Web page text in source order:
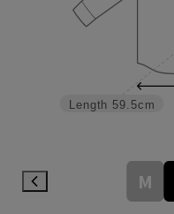
Length 59.5cm
M